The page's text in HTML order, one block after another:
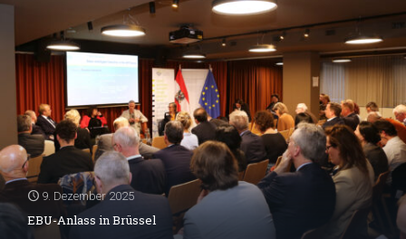
9. Dezember 2025
EBU-Anlass in Brüssel